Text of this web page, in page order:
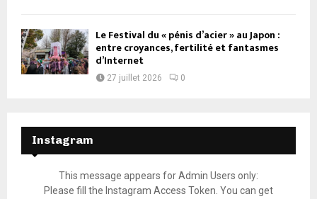
Le Festival du « pénis d’acier » au Japon :
entre croyances, fertilité et fantasmes
d’Internet
27 juillet 2026 0
Instagram
This message appears for Admin Users only:
Please fill the Instagram Access Token. You can get